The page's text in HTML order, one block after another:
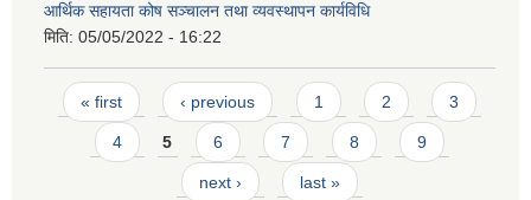
आर्थिक सहायता कोष सञ्चालन तथा व्यवस्थापन कार्यविधि
मिति: 05/05/2022 - 16:22
Pages
« first ‹ previous 1 2 3
4 5 6 7 8 9
next › last »